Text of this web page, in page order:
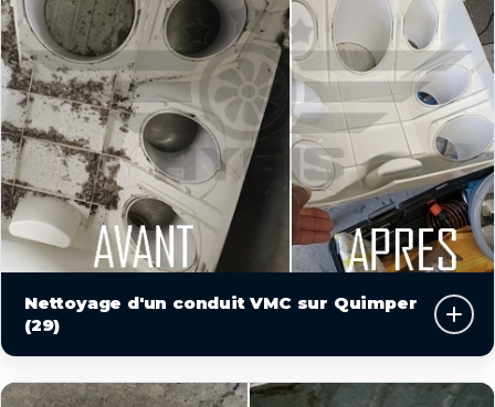
Nettoyage d'un conduit VMC sur Quimper
(29)